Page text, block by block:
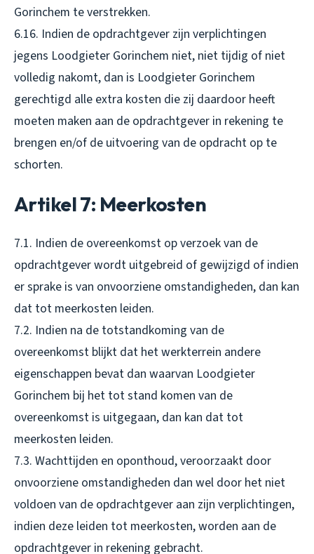
Gorinchem te verstrekken.
6.16. Indien de opdrachtgever zijn verplichtingen
jegens Loodgieter Gorinchem niet, niet tijdig of niet
volledig nakomt, dan is Loodgieter Gorinchem
gerechtigd alle extra kosten die zij daardoor heeft
moeten maken aan de opdrachtgever in rekening te
brengen en/of de uitvoering van de opdracht op te
schorten.
Artikel 7: Meerkosten
7.1. Indien de overeenkomst op verzoek van de
opdrachtgever wordt uitgebreid of gewijzigd of indien
er sprake is van onvoorziene omstandigheden, dan kan
dat tot meerkosten leiden.
7.2. Indien na de totstandkoming van de
overeenkomst blijkt dat het werkterrein andere
eigenschappen bevat dan waarvan Loodgieter
Gorinchem bij het tot stand komen van de
overeenkomst is uitgegaan, dan kan dat tot
meerkosten leiden.
7.3. Wachttijden en oponthoud, veroorzaakt door
onvoorziene omstandigheden dan wel door het niet
voldoen van de opdrachtgever aan zijn verplichtingen,
indien deze leiden tot meerkosten, worden aan de
opdrachtgever in rekening gebracht.